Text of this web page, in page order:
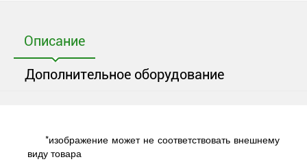
Описание
Дополнительное оборудование
*изображение может не соответствовать внешнему
виду товара